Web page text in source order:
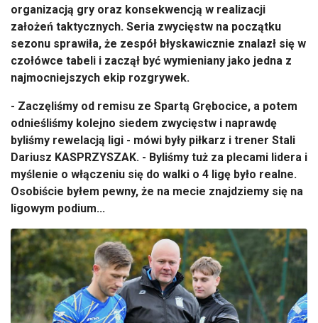
organizacją gry oraz konsekwencją w realizacji
założeń taktycznych. Seria zwycięstw na początku
sezonu sprawiła, że zespół błyskawicznie znalazł się w
czołówce tabeli i zaczął być wymieniany jako jedna z
najmocniejszych ekip rozgrywek.
- Zaczęliśmy od remisu ze Spartą Grębocice, a potem
odnieśliśmy kolejno siedem zwycięstw i naprawdę
byliśmy rewelacją ligi - mówi były piłkarz i trener Stali
Dariusz KASPRZYSZAK. - Byliśmy tuż za plecami lidera i
myślenie o włączeniu się do walki o 4 ligę było realne.
Osobiście byłem pewny, że na mecie znajdziemy się na
ligowym podium...